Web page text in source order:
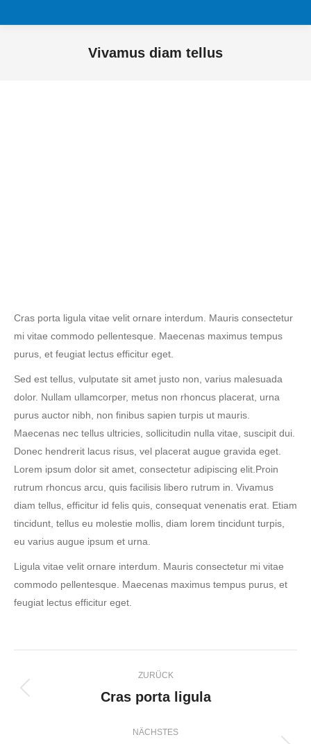
Vivamus diam tellus
Cras porta ligula vitae velit ornare interdum. Mauris consectetur
mi vitae commodo pellentesque. Maecenas maximus tempus
purus, et feugiat lectus efficitur eget.
Sed est tellus, vulputate sit amet justo non, varius malesuada
dolor. Nullam ullamcorper, metus non rhoncus placerat, urna
purus auctor nibh, non finibus sapien turpis ut mauris.
Maecenas nec tellus ultricies, sollicitudin nulla vitae, suscipit dui.
Donec hendrerit lacus risus, vel placerat augue gravida eget.
Lorem ipsum dolor sit amet, consectetur adipiscing elit.Proin
rutrum rhoncus arcu, quis facilisis libero rutrum in. Vivamus
diam tellus, efficitur id felis quis, consequat venenatis erat. Etiam
tincidunt, tellus eu molestie mollis, diam lorem tincidunt turpis,
eu varius augue ipsum et urna.
Ligula vitae velit ornare interdum. Mauris consectetur mi vitae
commodo pellentesque. Maecenas maximus tempus purus, et
feugiat lectus efficitur eget.
navigation
ZURÜCK
Previous
Cras porta ligula
NÄCHSTES